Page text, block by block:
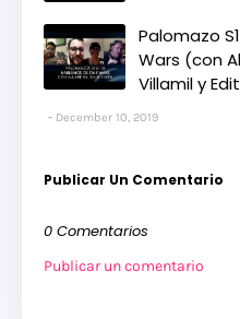
Palomazo
Wars (con
Villamil y
December 10, 2019
Publicar Un Comentario
0 Comentarios
Publicar un comentario